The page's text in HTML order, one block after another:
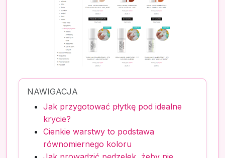
NAWIGACJA
Jak przygotować płytkę pod idealne
krycie?
Cienkie warstwy to podstawa
równomiernego koloru